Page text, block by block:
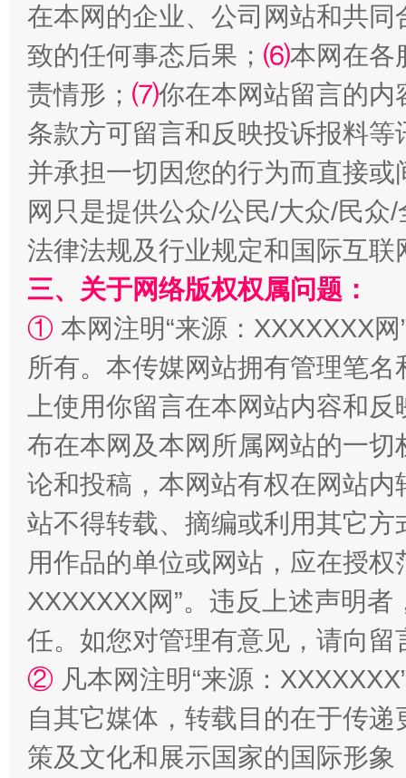
阿坝州三大球赛在茂县开幕 规模
国家大学科技园优化重塑工作
扯下公款旅游的“隐身衣” 如何以
“蜀中异人”王建安的艺术幻境
在本网的企业、公司网站和共
致的任何事态后果； ⑹本网在各
责情形； ⑺你在本网站留言的内
条款方可留言和反映投诉报料
并承担一切因您的行为而直接
网只是提供公众/公民/大众/民
法律法规及行业规定和国际互
三、关于网络版权权属问题：
① 本网注明“来源：XXXXXXX
所有。本传媒网站拥有管理笔
上使用你留言在本网站内容和
布在本网及本网所属网站的一
论和投稿，本网站有权在网站
站不得转载、摘编或利用其它
用作品的单位或网站，应在授
XXXXXXX网”。违反上述声明
任。如您对管理有意见，请向
② 凡本网注明“来源：
自其它媒体，转载目的在于传
策及文化和展示国家的国际形